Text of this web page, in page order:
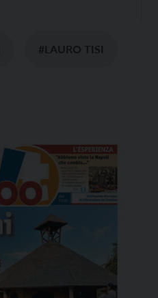
#LAURO TISI